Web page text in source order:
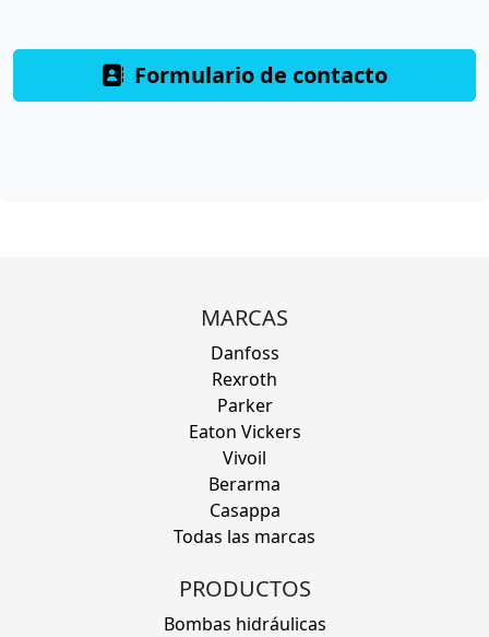
Formulario de contacto
MARCAS
Danfoss
Rexroth
Parker
Eaton Vickers
Vivoil
Berarma
Casappa
Todas las marcas
PRODUCTOS
Bombas hidráulicas